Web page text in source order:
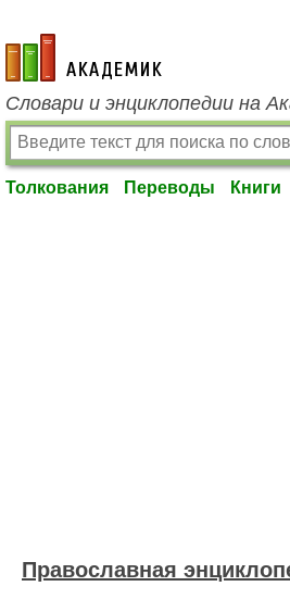
academic.ru
Словари и энциклопедии на
Толкования Переводы Книги
Православная